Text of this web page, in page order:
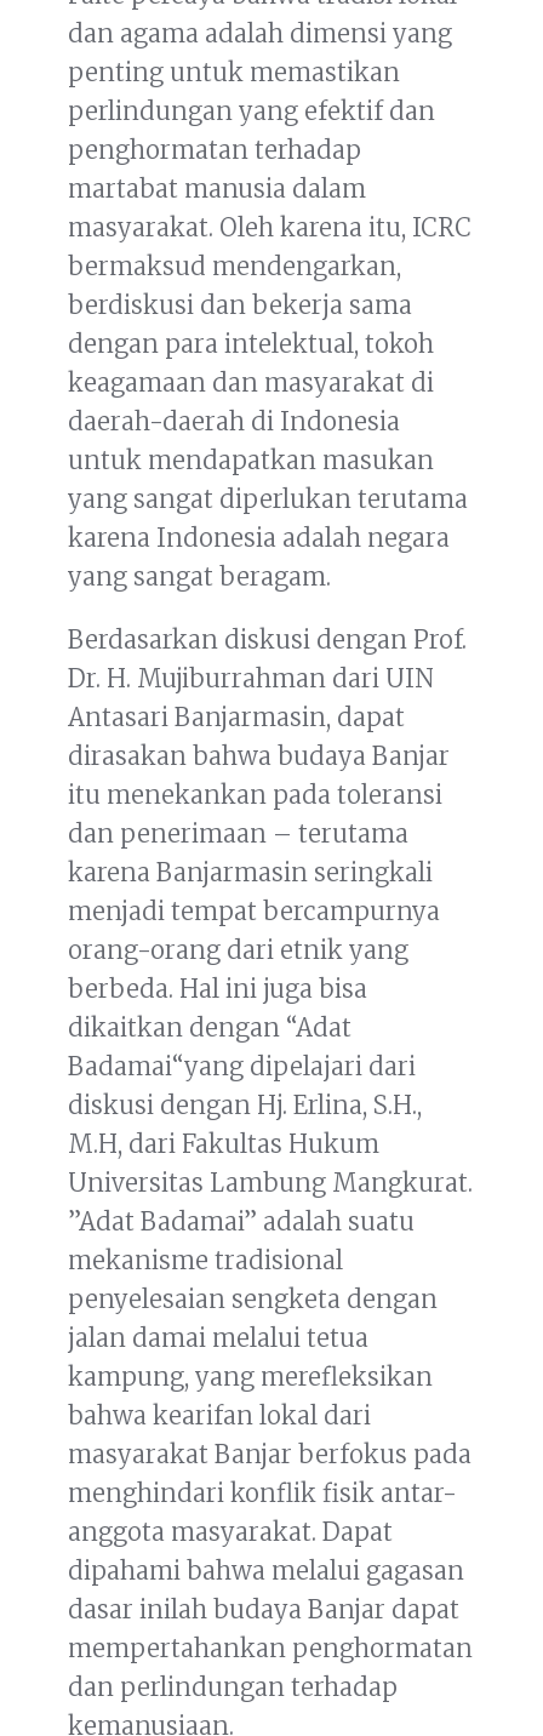
dan agama adalah dimensi yang
penting untuk memastikan
perlindungan yang efektif dan
penghormatan terhadap
martabat manusia dalam
masyarakat. Oleh karena itu, ICRC
bermaksud mendengarkan,
berdiskusi dan bekerja sama
dengan para intelektual, tokoh
keagamaan dan masyarakat di
daerah-daerah di Indonesia
untuk mendapatkan masukan
yang sangat diperlukan terutama
karena Indonesia adalah negara
yang sangat beragam.
Berdasarkan diskusi dengan Prof.
Dr. H. Mujiburrahman dari UIN
Antasari Banjarmasin, dapat
dirasakan bahwa budaya Banjar
itu menekankan pada toleransi
dan penerimaan – terutama
karena Banjarmasin seringkali
menjadi tempat bercampurnya
orang-orang dari etnik yang
berbeda. Hal ini juga bisa
dikaitkan dengan “Adat
Badamai“yang dipelajari dari
diskusi dengan Hj. Erlina, S.H.,
M.H, dari Fakultas Hukum
Universitas Lambung Mangkurat.
”Adat Badamai” adalah suatu
mekanisme tradisional
penyelesaian sengketa dengan
jalan damai melalui tetua
kampung, yang merefleksikan
bahwa kearifan lokal dari
masyarakat Banjar berfokus pada
menghindari konflik fisik antar-
anggota masyarakat. Dapat
dipahami bahwa melalui gagasan
dasar inilah budaya Banjar dapat
mempertahankan penghormatan
dan perlindungan terhadap
kemanusiaan.